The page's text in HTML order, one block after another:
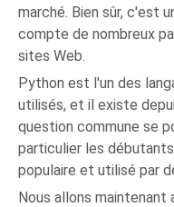
marché. Bien sûr, c'est
compte de nombreux
sites Web.
Python est l'un des
utilisés, et il existe
question commune se
particulier les
populaire et utilisé par
Nous allons maintenant